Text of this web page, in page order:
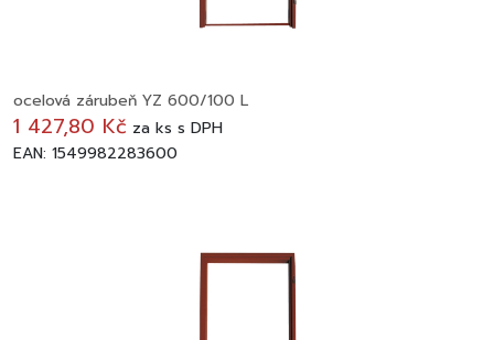
ocelová zárubeň YZ 600/100 L
1 427,80 Kč za ks s DPH
EAN: 1549982283600